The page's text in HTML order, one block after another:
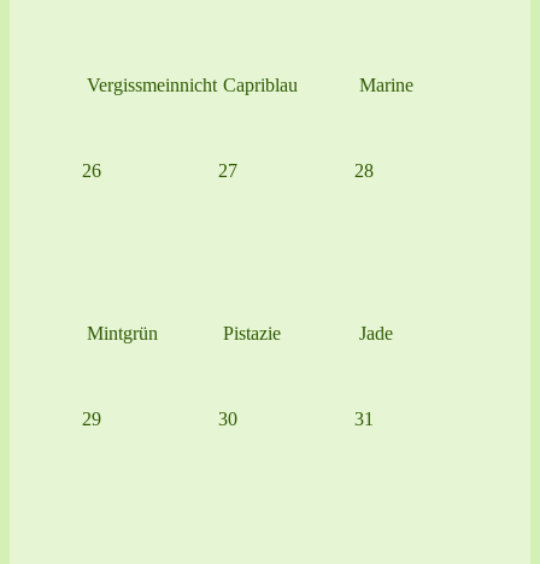
Vergissmeinnicht Capriblau Marine
26
Mintgrün
27
Pistazie
28
Jade
29 30 31